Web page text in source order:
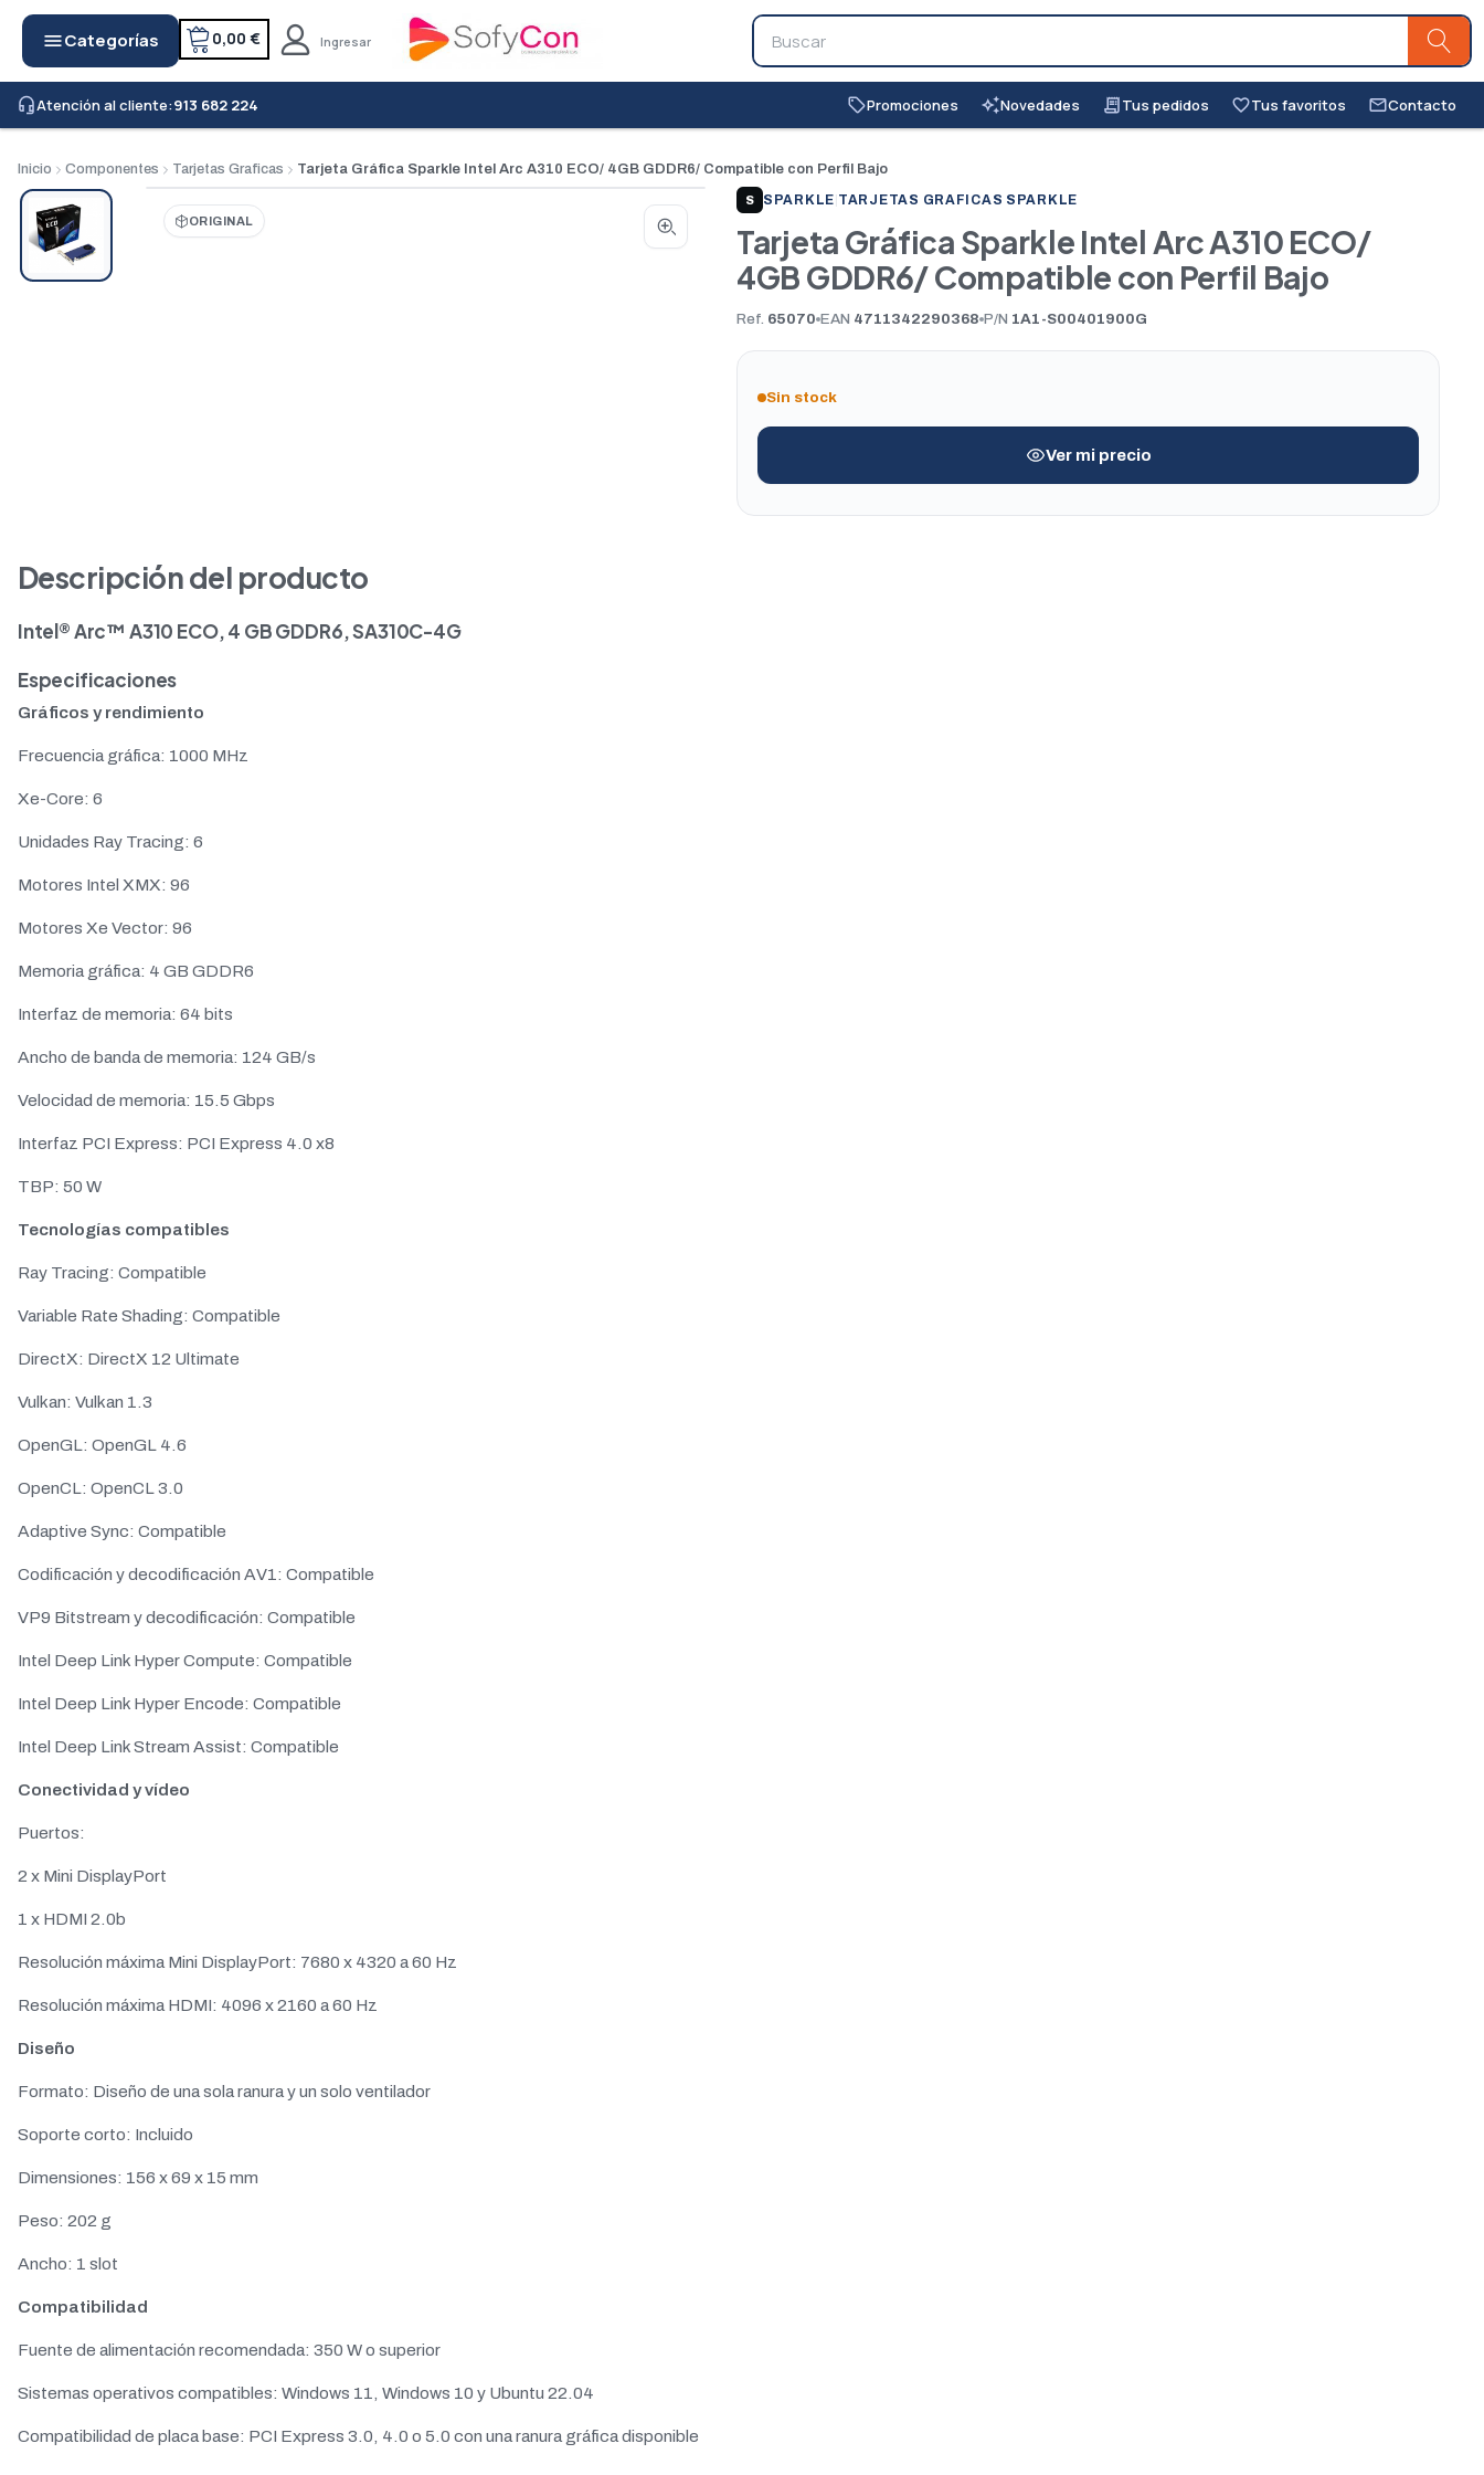
menuCategorías 0,00 € Ingresar
headset_micAtención al cliente:913 682 224 local_offerPromociones auto_awesomeNovedades receipt_long Tus pedidos favorite_borderTus favoritos mail_outlineContacto
Inicio Componentes Tarjetas Graficas Tarjeta Gráfica Sparkle Intel Arc A310 ECO/ 4GB GDDR6/ Compatible con Perfil Bajo
ORIGINAL
S SPARKLE TARJETAS GRAFICAS SPARKLE
Tarjeta Gráfica Sparkle Intel Arc A310 ECO/
4GB GDDR6/ Compatible con Perfil Bajo
Ref. 65070 EAN 4711342290368 P/N 1A1-S00401900G
Sin stock
Ver mi precio
Descripción del producto
Intel® Arc™ A310 ECO, 4 GB GDDR6, SA310C-4G
Especificaciones
Gráficos y rendimiento
Frecuencia gráfica: 1000 MHz
Xe-Core: 6
Unidades Ray Tracing: 6
Motores Intel XMX: 96
Motores Xe Vector: 96
Memoria gráfica: 4 GB GDDR6
Interfaz de memoria: 64 bits
Ancho de banda de memoria: 124 GB/s
Velocidad de memoria: 15.5 Gbps
Interfaz PCI Express: PCI Express 4.0 x8
TBP: 50 W
Tecnologías compatibles
Ray Tracing: Compatible
Variable Rate Shading: Compatible
DirectX: DirectX 12 Ultimate
Vulkan: Vulkan 1.3
OpenGL: OpenGL 4.6
OpenCL: OpenCL 3.0
Adaptive Sync: Compatible
Codificación y decodificación AV1: Compatible
VP9 Bitstream y decodificación: Compatible
Intel Deep Link Hyper Compute: Compatible
Intel Deep Link Hyper Encode: Compatible
Intel Deep Link Stream Assist: Compatible
Conectividad y vídeo
Puertos:
2 x Mini DisplayPort
1 x HDMI 2.0b
Resolución máxima Mini DisplayPort: 7680 x 4320 a 60 Hz
Resolución máxima HDMI: 4096 x 2160 a 60 Hz
Diseño
Formato: Diseño de una sola ranura y un solo ventilador
Soporte corto: Incluido
Dimensiones: 156 x 69 x 15 mm
Peso: 202 g
Ancho: 1 slot
Compatibilidad
Fuente de alimentación recomendada: 350 W o superior
Sistemas operativos compatibles: Windows 11, Windows 10 y Ubuntu 22.04
Compatibilidad de placa base: PCI Express 3.0, 4.0 o 5.0 con una ranura gráfica disponible